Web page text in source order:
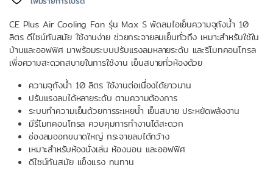
CE Plus Air Cooling Fan รุ่น Max S พัดลมไอเย็นความจุถังน้ำ 10
ลิตร ดีไซน์ทันสมัย ใช้งานง่าย ช่วยกระจายลมเย็นทั่วถึง เหมาะสำหรับใช้ใน
บ้านและออฟฟิศ มาพร้อมระบบปรับแรงลมหลายระดับ และรีโมทคอนโทรล
เพื่อความสะดวกสบายในการใช้งาน เย็นสบายทั่วห้องด้วย
ความจุถังน้ำ 10 ลิตร ใช้งานต่อเนื่องได้ยาวนาน
ปรับแรงลมได้หลายระดับ ตามความต้องการ
ระบบทำความเย็นด้วยการระเหยน้ำ เย็นสบาย ประหยัดพลังงาน
มีรีโมทคอนโทรล ควบคุมการทำงานได้สะดวก
ช่องลมออกขนาดใหญ่ กระจายลมได้กว้าง
เหมาะสำหรับห้องนั่งเล่น ห้องนอน และออฟฟิศ
ดีไซน์ทันสมัย แข็งแรง ทนทาน